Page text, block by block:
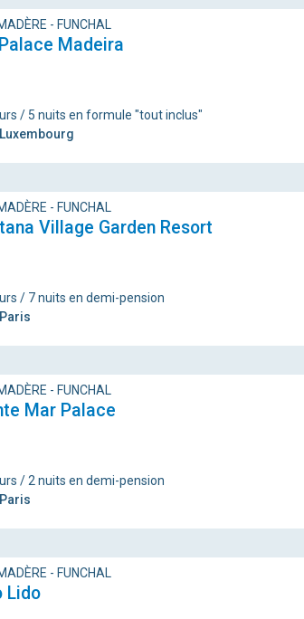
- FUNCHAL
Madeira
/ 5 nuits en formule "tout inclus"
Luxembourg
- FUNCHAL
Village Garden Resort
/ 7 nuits en demi-pension
Paris
- FUNCHAL
Mar Palace
/ 2 nuits en demi-pension
Paris
- FUNCHAL
Lido